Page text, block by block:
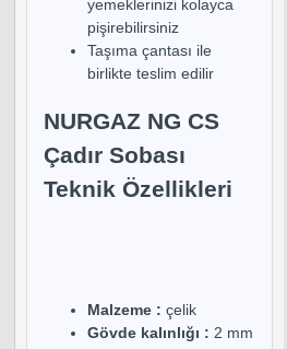
yemeklerinizi kolayca
pişirebilirsiniz
Taşıma çantası ile
birlikte teslim edilir
NURGAZ NG CS
Çadır Sobası
Teknik Özellikleri
Malzeme : çelik
Gövde kalınlığı : 2 mm